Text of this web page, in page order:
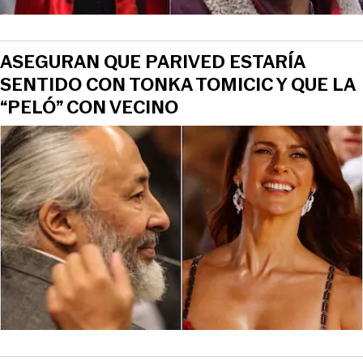
ASEGURAN QUE PARIVED ESTARÍA
SENTIDO CON TONKA TOMICIC Y QUE LA
“PELÓ” CON VECINO